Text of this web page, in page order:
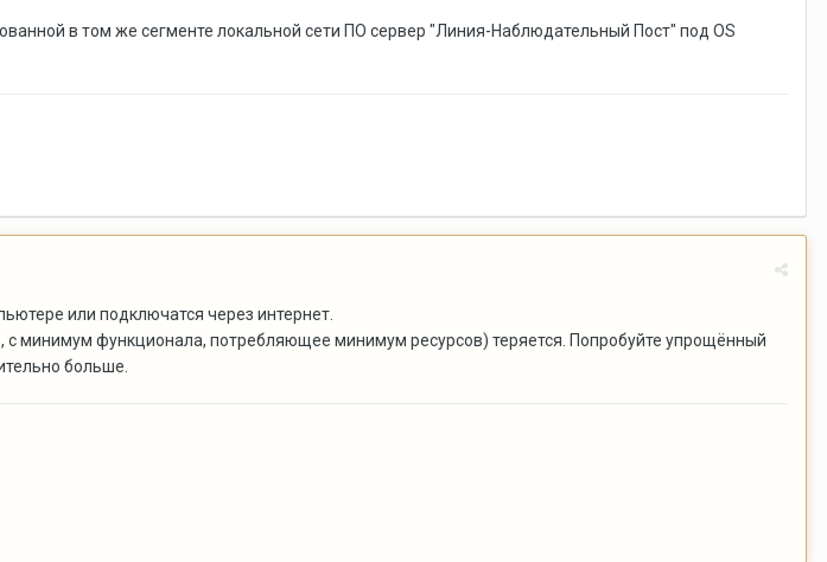
в том же сегменте локальной сети ПО сервер "Линия-Наблюдательный Пост" под OS
или подключатся через интернет.
минимум функционала, потребляющее минимум ресурсов) теряется. Попробуйте упрощённый
больше.